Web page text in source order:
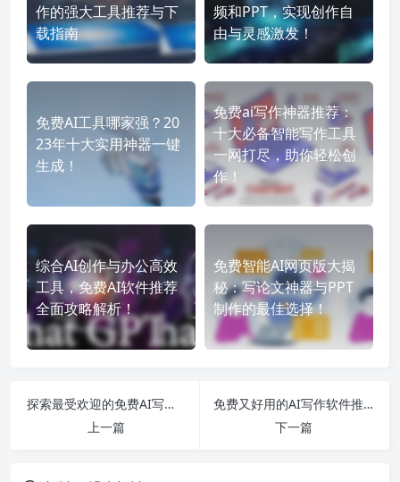
作的强大工具推荐与下
载指南
频和PPT，实现创作自
由与灵感激发！
免费AI工具哪家强？20
23年十大实用神器一键
生成！
免费ai写作神器推荐：
十大必备智能写作工具
一网打尽，助你轻松创
作！
综合AI创作与办公高效
工具，免费AI软件推荐
全面攻略解析！
免费智能AI网页版大揭
秘：写论文神器与PPT
制作的最佳选择！
探索最受欢迎的免费AI写作软件，提升写作效率，让创作轻松无限！
上一篇
免费又好用的AI写作软件推荐大全，帮助你轻松写作无烦恼！
下一篇